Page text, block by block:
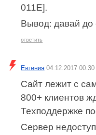
011E].
Вывод: давай до
ответить
Евгения 04.12.2017 00:30
Сайт лежит с
800+ клиентов
Техподдержке
Сервер